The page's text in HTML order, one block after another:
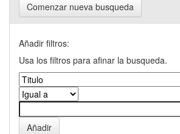
Comenzar nueva busqueda
Añadir filtros:
Usa los filtros para afinar la busqueda.